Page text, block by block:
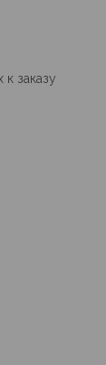
заказу